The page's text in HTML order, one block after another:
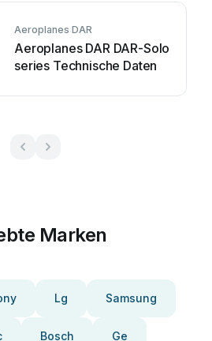
Aeroplanes DAR
Aeroplanes DAR DAR-Solo
series Technische Daten
Marken
Lg Samsung
Bosch Ge